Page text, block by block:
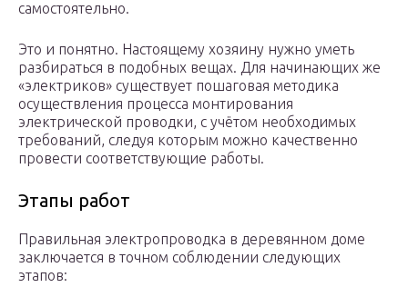
самостоятельно.
Это и понятно. Настоящему хозяину нужно уметь
разбираться в подобных вещах. Для начинающих же
«электриков» существует пошаговая методика
осуществления процесса монтирования
электрической проводки, с учётом необходимых
требований, следуя которым можно качественно
провести соответствующие работы.
Этапы работ
Правильная электропроводка в деревянном доме
заключается в точном соблюдении следующих
этапов: